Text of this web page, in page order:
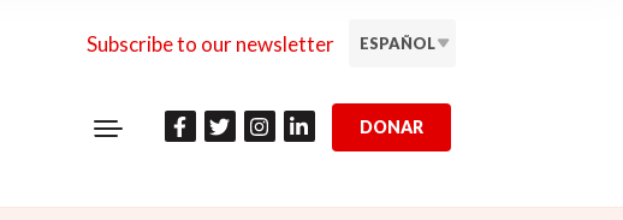
Subscribe to our newsletter ESPAÑOL
DONAR